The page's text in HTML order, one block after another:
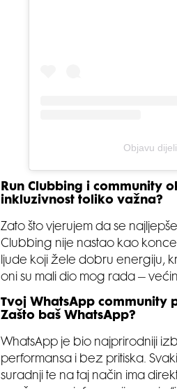
Objavu
Run Clubbing i community
inkluzivnost toliko važna?
Zato što vjerujem da se
Clubbing nije nastao kao
ljude koji žele dobru energiju,
oni su mali dio mog rada –
Tvoj WhatsApp community
Zašto baš WhatsApp?
WhatsApp je bio najprirodniji
performansa i bez pritiska.
suradnji te na taj način ima